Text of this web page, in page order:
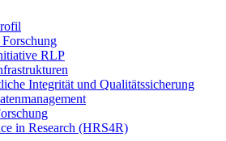
RLP
Integrität und Qualitätssicherung
in Research (HRS4R)